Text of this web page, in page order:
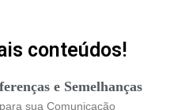
conteúdos!
e Semelhanças
sua Comunicação